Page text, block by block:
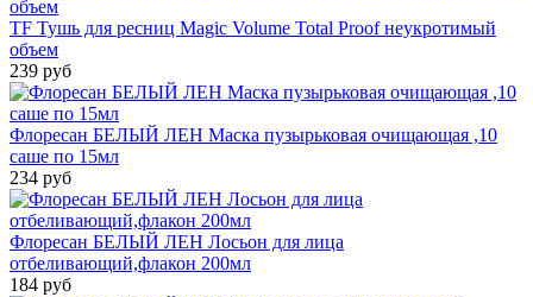
TF Тушь для ресниц Magic Volume Total Proof неукротимый
объем
239 руб
Флоресан БЕЛЫЙ ЛЕН Маска пузырьковая очищающая ,10
саше по 15мл
234 руб
Флоресан БЕЛЫЙ ЛЕН Лосьон для лица
отбеливающий,флакон 200мл
184 руб